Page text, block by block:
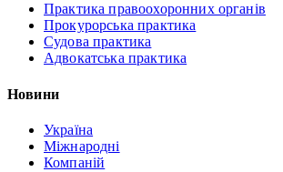
Практика правоохоронних органів
Прокурорська практика
Судова практика
Адвокатська практика
Новини
Україна
Міжнародні
Компаній